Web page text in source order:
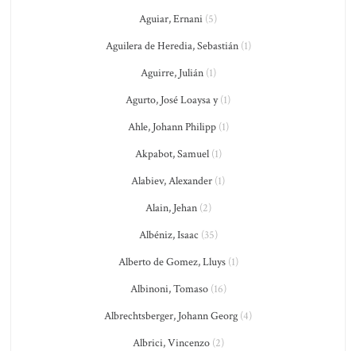
Aguiar, Ernani (5)
Aguilera de Heredia, Sebastián(1)
Aguirre, Julián(1)
Agurto, José Loaysa y(1)
Ahle, Johann Philipp(1)
Akpabot, Samuel(1)
Alabiev, Alexander (1)
Alain, Jehan(2)
Albéniz, Isaac (35)
Alberto de Gomez, Lluys(1)
Albinoni, Tomaso(16)
Albrechtsberger, Johann Georg (4)
Albrici, Vincenzo(2)